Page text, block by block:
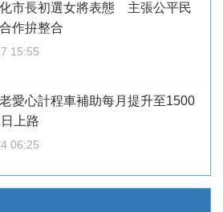
市長初選女將表態 主張公平民
作拚整合
15:55
愛心計程車補助每月提升至1500
上路
06:25